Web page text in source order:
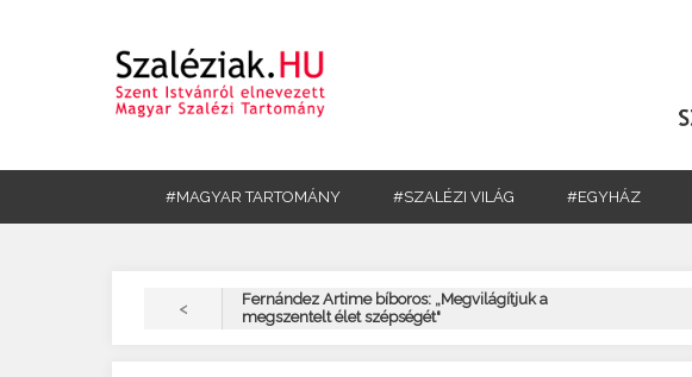
#MAGYAR TARTOMÁNY #SZALÉZI VILÁG #EGYHÁZ
<
Fernández Artime bíboros: „Megvilágítjuk a
megszentelt élet szépségét"